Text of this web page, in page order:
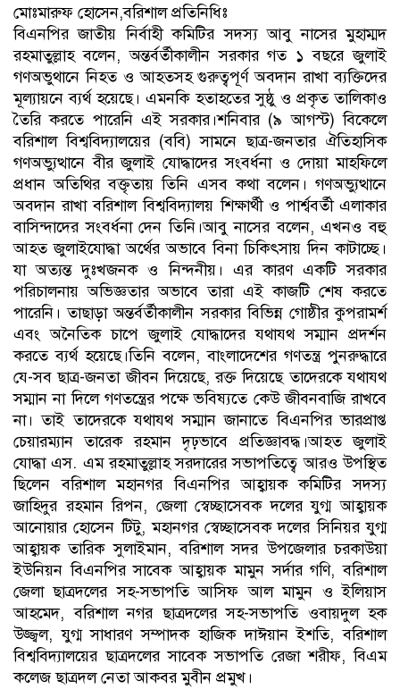
মোঃমারুফ হোসেন,বরিশাল প্রতিনিধিঃ
বিএনপির জাতীয় নির্বাহী কমিটির সদস্য আবু নাসের মুহাম্মদ
রহমাতুল্লাহ বলেন, অন্তর্বর্তীকালীন সরকার গত ১ বছরে জুলাই
গণঅভুথানে নিহত ও আহতসহ গুরুত্বপূর্ণ অবদান রাখা ব্যক্তিদের
মূল্যায়নে ব্যর্থ হয়েছে। এমনকি হতাহতের সুষ্ঠু ও প্রকৃত তালিকাও
তৈরি করতে পারেনি এই সরকার।শনিবার (৯ আগস্ট) বিকেলে
বরিশাল বিশ্ববিদ্যালয়ের (ববি) সামনে ছাত্র-জনতার ঐতিহাসিক
গণঅভ্যুত্থানে বীর জুলাই যোদ্ধাদের সংবর্ধনা ও দোয়া মাহফিলে
প্রধান অতিথির বক্তৃতায় তিনি এসব কথা বলেন। গণঅভ্যুত্থানে
অবদান রাখা বরিশাল বিশ্ববিদ্যালয় শিক্ষার্থী ও পার্শ্ববর্তী এলাকার
বাসিন্দাদের সংবর্ধনা দেন তিনি।আবু নাসের বলেন, এখনও বহু
আহত জুলাইযোদ্ধা অর্থের অভাবে বিনা চিকিৎসায় দিন কাটাচ্ছে।
যা অত্যন্ত দুঃখজনক ও নিন্দনীয়। এর কারণ একটি সরকার
পরিচালনায় অভিজ্ঞতার অভাবে তারা এই কাজটি শেষ করতে
পারেনি। তাছাড়া অন্তর্বর্তীকালীন সরকার বিভিন্ন গোষ্ঠীর কুপরামর্শ
এবং অনৈতিক চাপে জুলাই যোদ্ধাদের যথাযথ সম্মান প্রদর্শন
করতে ব্যর্থ হয়েছে।তিনি বলেন, বাংলাদেশের গণতন্ত্র পুনরুদ্ধারে
যে-সব ছাত্র-জনতা জীবন দিয়েছে, রক্ত দিয়েছে তাদেরকে যথাযথ
সম্মান না দিলে গণতন্ত্রের পক্ষে ভবিষ্যতে কেউ জীবনবাজি রাখবে
না। তাই তাদেরকে যথাযথ সম্মান জানাতে বিএনপির ভারপ্রাপ্ত
চেয়ারম্যান তারেক রহমান দৃঢ়ভাবে প্রতিজ্ঞাবদ্ধ।আহত জুলাই
যোদ্ধা এস. এম রহমাতুল্লাহ সরদারের সভাপতিত্বে আরও উপস্থিত
ছিলেন বরিশাল মহানগর বিএনপির আহ্বায়ক কমিটির সদস্য
জাহিদুর রহমান রিপন, জেলা স্বেচ্ছাসেবক দলের যুগ্ম আহ্বায়ক
আনোয়ার হোসেন টিটু, মহানগর স্বেচ্ছাসেবক দলের সিনিয়র যুগ্ম
আহ্বায়ক তারিক সুলাইমান, বরিশাল সদর উপজেলার চরকাউয়া
ইউনিয়ন বিএনপির সাবেক আহ্বায়ক মামুন সর্দার গণি, বরিশাল
জেলা ছাত্রদলের সহ-সভাপতি আসিফ আল মামুন ও ইলিয়াস
আহমেদ, বরিশাল নগর ছাত্রদলের সহ-সভাপতি ওবায়দুল হক
উজ্জ্বল, যুগ্ম সাধারণ সম্পাদক হাজিক দাঈয়ান ইশতি, বরিশাল
বিশ্ববিদ্যালয়ের ছাত্রদলের সাবেক সভাপতি রেজা শরীফ, বিএম
কলেজ ছাত্রদল নেতা আকবর মুবীন প্রমুখ।